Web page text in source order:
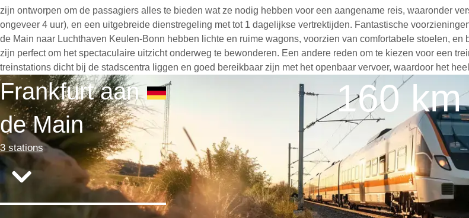
zijn ontworpen om de passagiers alles te bieden wat ze nodig hebben voor een aangename reis, waaronder
ongeveer 4 uur), en een uitgebreide dienstregeling met tot 1 dagelijkse vertrektijden. Fantastische
de Main naar Luchthaven Keulen-Bonn hebben lichte en ruime wagons, voorzien van comfortabele stoelen,
zijn perfect om het spectaculaire uitzicht onderweg te bewonderen. Een andere reden om te kiezen voor een
treinstations dicht bij de stadscentra liggen en goed bereikbaar zijn met het openbaar vervoer, waardoor het
Frankfurt aan
de Main
3 stations
160 km